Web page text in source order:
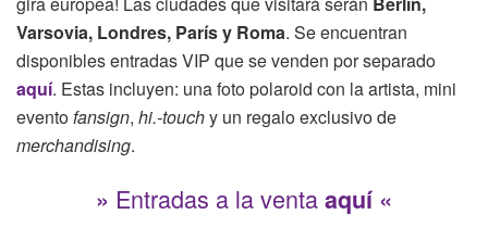
Varsovia, Londres, París y Roma. Se encuentran
disponibles entradas VIP que se venden por separado
aquí. Estas incluyen: una foto polaroid con la artista, mini
evento fansign, hi.-touchy un regalo exclusivo de
merchandising.
» Entradas a la ventaaquí «